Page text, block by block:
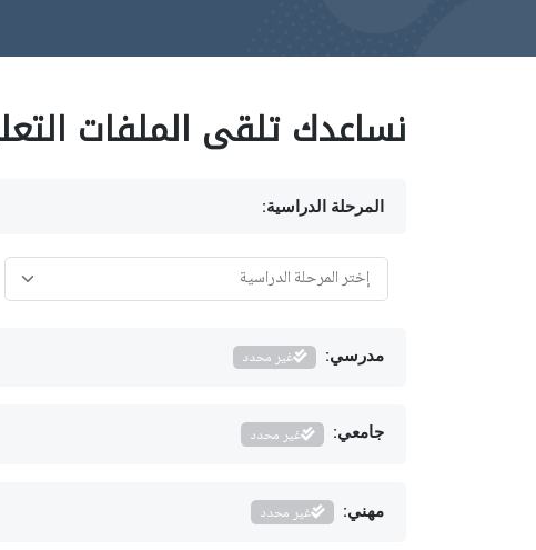
نساعدك تلقى الملفات
المرحلة الدراسية:
مدرسي: غير محدد
جامعي: غير محدد
مهني: غير محدد